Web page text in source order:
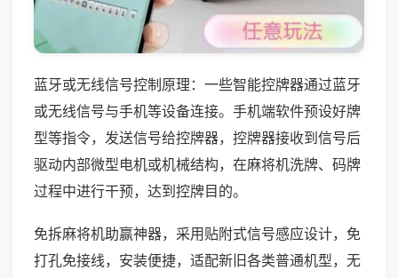
蓝牙或无线信号控制原理：一些智能控牌器通过蓝牙
或无线信号与手机等设备连接。手机端软件预设好牌
型等指令，发送信号给控牌器，控牌器接收到信号后
驱动内部微型电机或机械结构，在麻将机洗牌、码牌
过程中进行干预，达到控牌目的。
免拆麻将机助赢神器，采用贴附式信号感应设计，免
打孔免接线，安装便捷，适配新旧各类普通机型，无